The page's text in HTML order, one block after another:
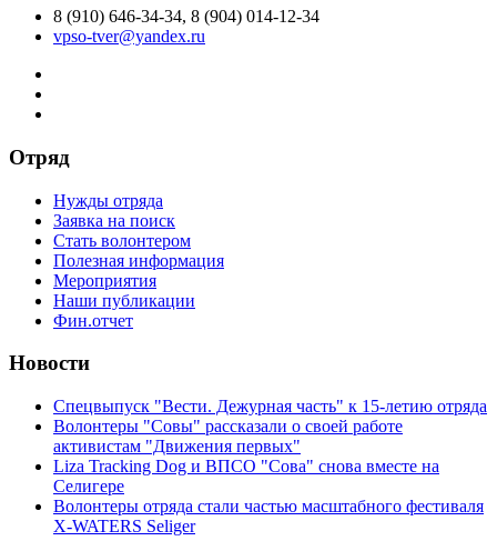
8 (910) 646-34-34, 8 (904) 014-12-34
vpso-tver@yandex.ru
Отряд
Нужды отряда
Заявка на поиск
Стать волонтером
Полезная информация
Мероприятия
Наши публикации
Фин.отчет
Новости
Спецвыпуск "Вести. Дежурная часть" к 15-летию отряда
Волонтеры "Совы" рассказали о своей работе
активистам "Движения первых"
Liza Tracking Dog и ВПСО "Сова" снова вместе на
Селигере
Волонтеры отряда стали частью масштабного фестиваля
X-WATERS Seliger